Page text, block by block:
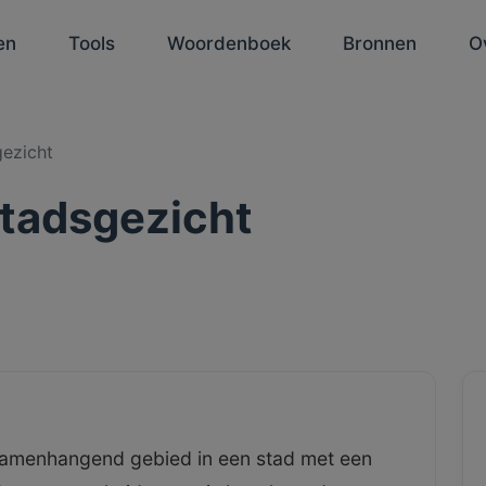
Tools Woordenboek Bronnen
gebied in een stad met een